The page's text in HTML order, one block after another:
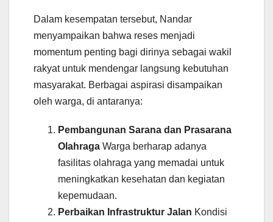
Dalam kesempatan tersebut, Nandar
menyampaikan bahwa reses menjadi
momentum penting bagi dirinya sebagai wakil
rakyat untuk mendengar langsung kebutuhan
masyarakat. Berbagai aspirasi disampaikan
oleh warga, di antaranya:
Pembangunan Sarana dan Prasarana
Olahraga Warga berharap adanya
fasilitas olahraga yang memadai untuk
meningkatkan kesehatan dan kegiatan
kepemudaan.
Perbaikan Infrastruktur Jalan Kondisi